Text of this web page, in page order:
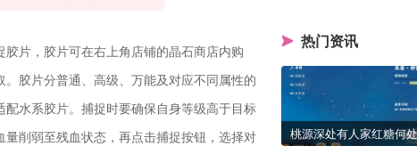
片，胶片可在右上角店铺的晶石商店内购
胶片分普通、高级、万能及对应不同属性的
水系胶片。捕捉时要确保自身等级高于目标
削弱至残血状态，再点击捕捉按钮，选择对
热门资讯